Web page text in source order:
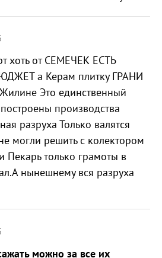
хоть от СЕМЕЧЕК ЕСТЬ
а Керам плитку ГРАНИ
Это единственный
производства
разруха Только валятся
могли решить с колектором
Пекарь только грамоты в
нынешнему вся разруха
можно за все их